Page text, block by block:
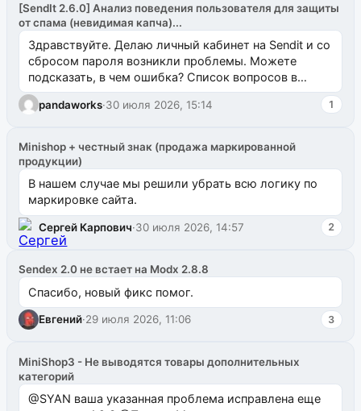
[SendIt 2.6.0] Анализ поведения пользователя для защиты
от спама (невидимая капча)...
Здравствуйте. Делаю личный кабинет на Sendit и со
сбросом пароля возникли проблемы. Можете
подсказать, в чем ошибка? Список вопросов в
одноименном разделе на modx.pro пока пуст, и,...
pandaworks·30 июля 2026, 15:14 1
Minishop + честный знак (продажа маркированной
продукции)
В нашем случае мы решили убрать всю логику по
маркировке сайта.
Сергей Карпович·30 июля 2026, 14:57 2
Sendex 2.0 не встает на Modx 2.8.8
Спасибо, новый фикс помог.
Евгений·29 июля 2026, 11:06 3
MiniShop3 - Не выводятся товары дополнительных
категорий
@SYAN ваша указанная проблема исправлена еще